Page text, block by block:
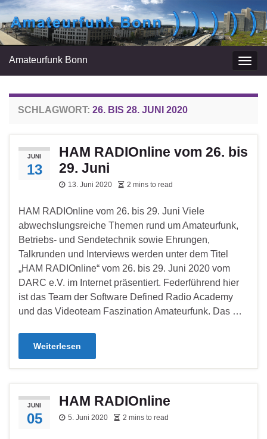
Amateurfunk Bonn
SCHLAGWORT: 26. BIS 28. JUNI 2020
JUNI
13
HAM RADIOnline vom 26. bis
29. Juni
13. Juni 2020 2 mins to read
HAM RADIOnline vom 26. bis 29. Juni Viele
abwechslungsreiche Themen rund um Amateurfunk,
Betriebs- und Sendetechnik sowie Ehrungen,
Talkrunden und Interviews werden unter dem Titel
„HAM RADIOnline“ vom 26. bis 29. Juni 2020 vom
DARC e.V. im Internet präsentiert. Federführend hier
ist das Team der Software Defined Radio Academy
und das Videoteam Faszination Amateurfunk. Das …
Weiterlesen
JUNI
05
HAM RADIOnline
5. Juni 2020 2 mins to read